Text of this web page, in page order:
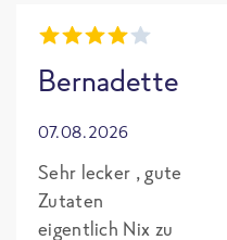
Bernadette
07.08.2026
Sehr lecker , gute
Zutaten
eigentlich Nix zu